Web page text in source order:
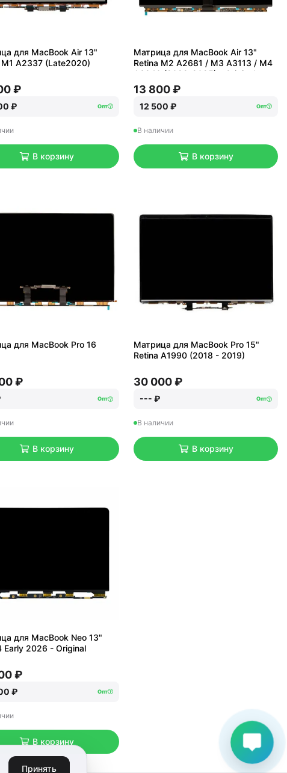
для MacBook Air 13"
M1 A2337 (Late2020)
₽
₽ Опт
В корзину
Матрица для MacBook Air 13"
Retina M2 A2681 / M3 A3113 / M4
A3240 (2022-2025) - Original
13 800 ₽
12 500 ₽ Опт
В наличии
В корзину
для MacBook Pro 16
₽
Опт
В корзину
Матрица для MacBook Pro 15"
Retina A1990 (2018 - 2019)
30 000 ₽
--- ₽ Опт
В наличии
В корзину
для MacBook Neo 13"
Early 2026 - Original
₽
₽ Опт
В корзину
Принять